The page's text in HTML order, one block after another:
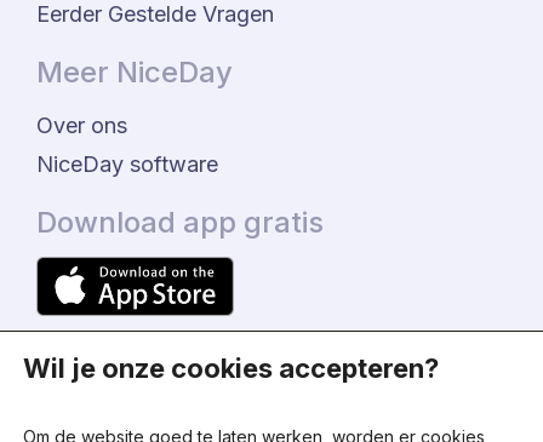
Eerder Gestelde Vragen
Meer NiceDay
Over ons
NiceDay software
Download app gratis
Wil je onze cookies accepteren?
Om de website goed te laten werken, worden er cookies